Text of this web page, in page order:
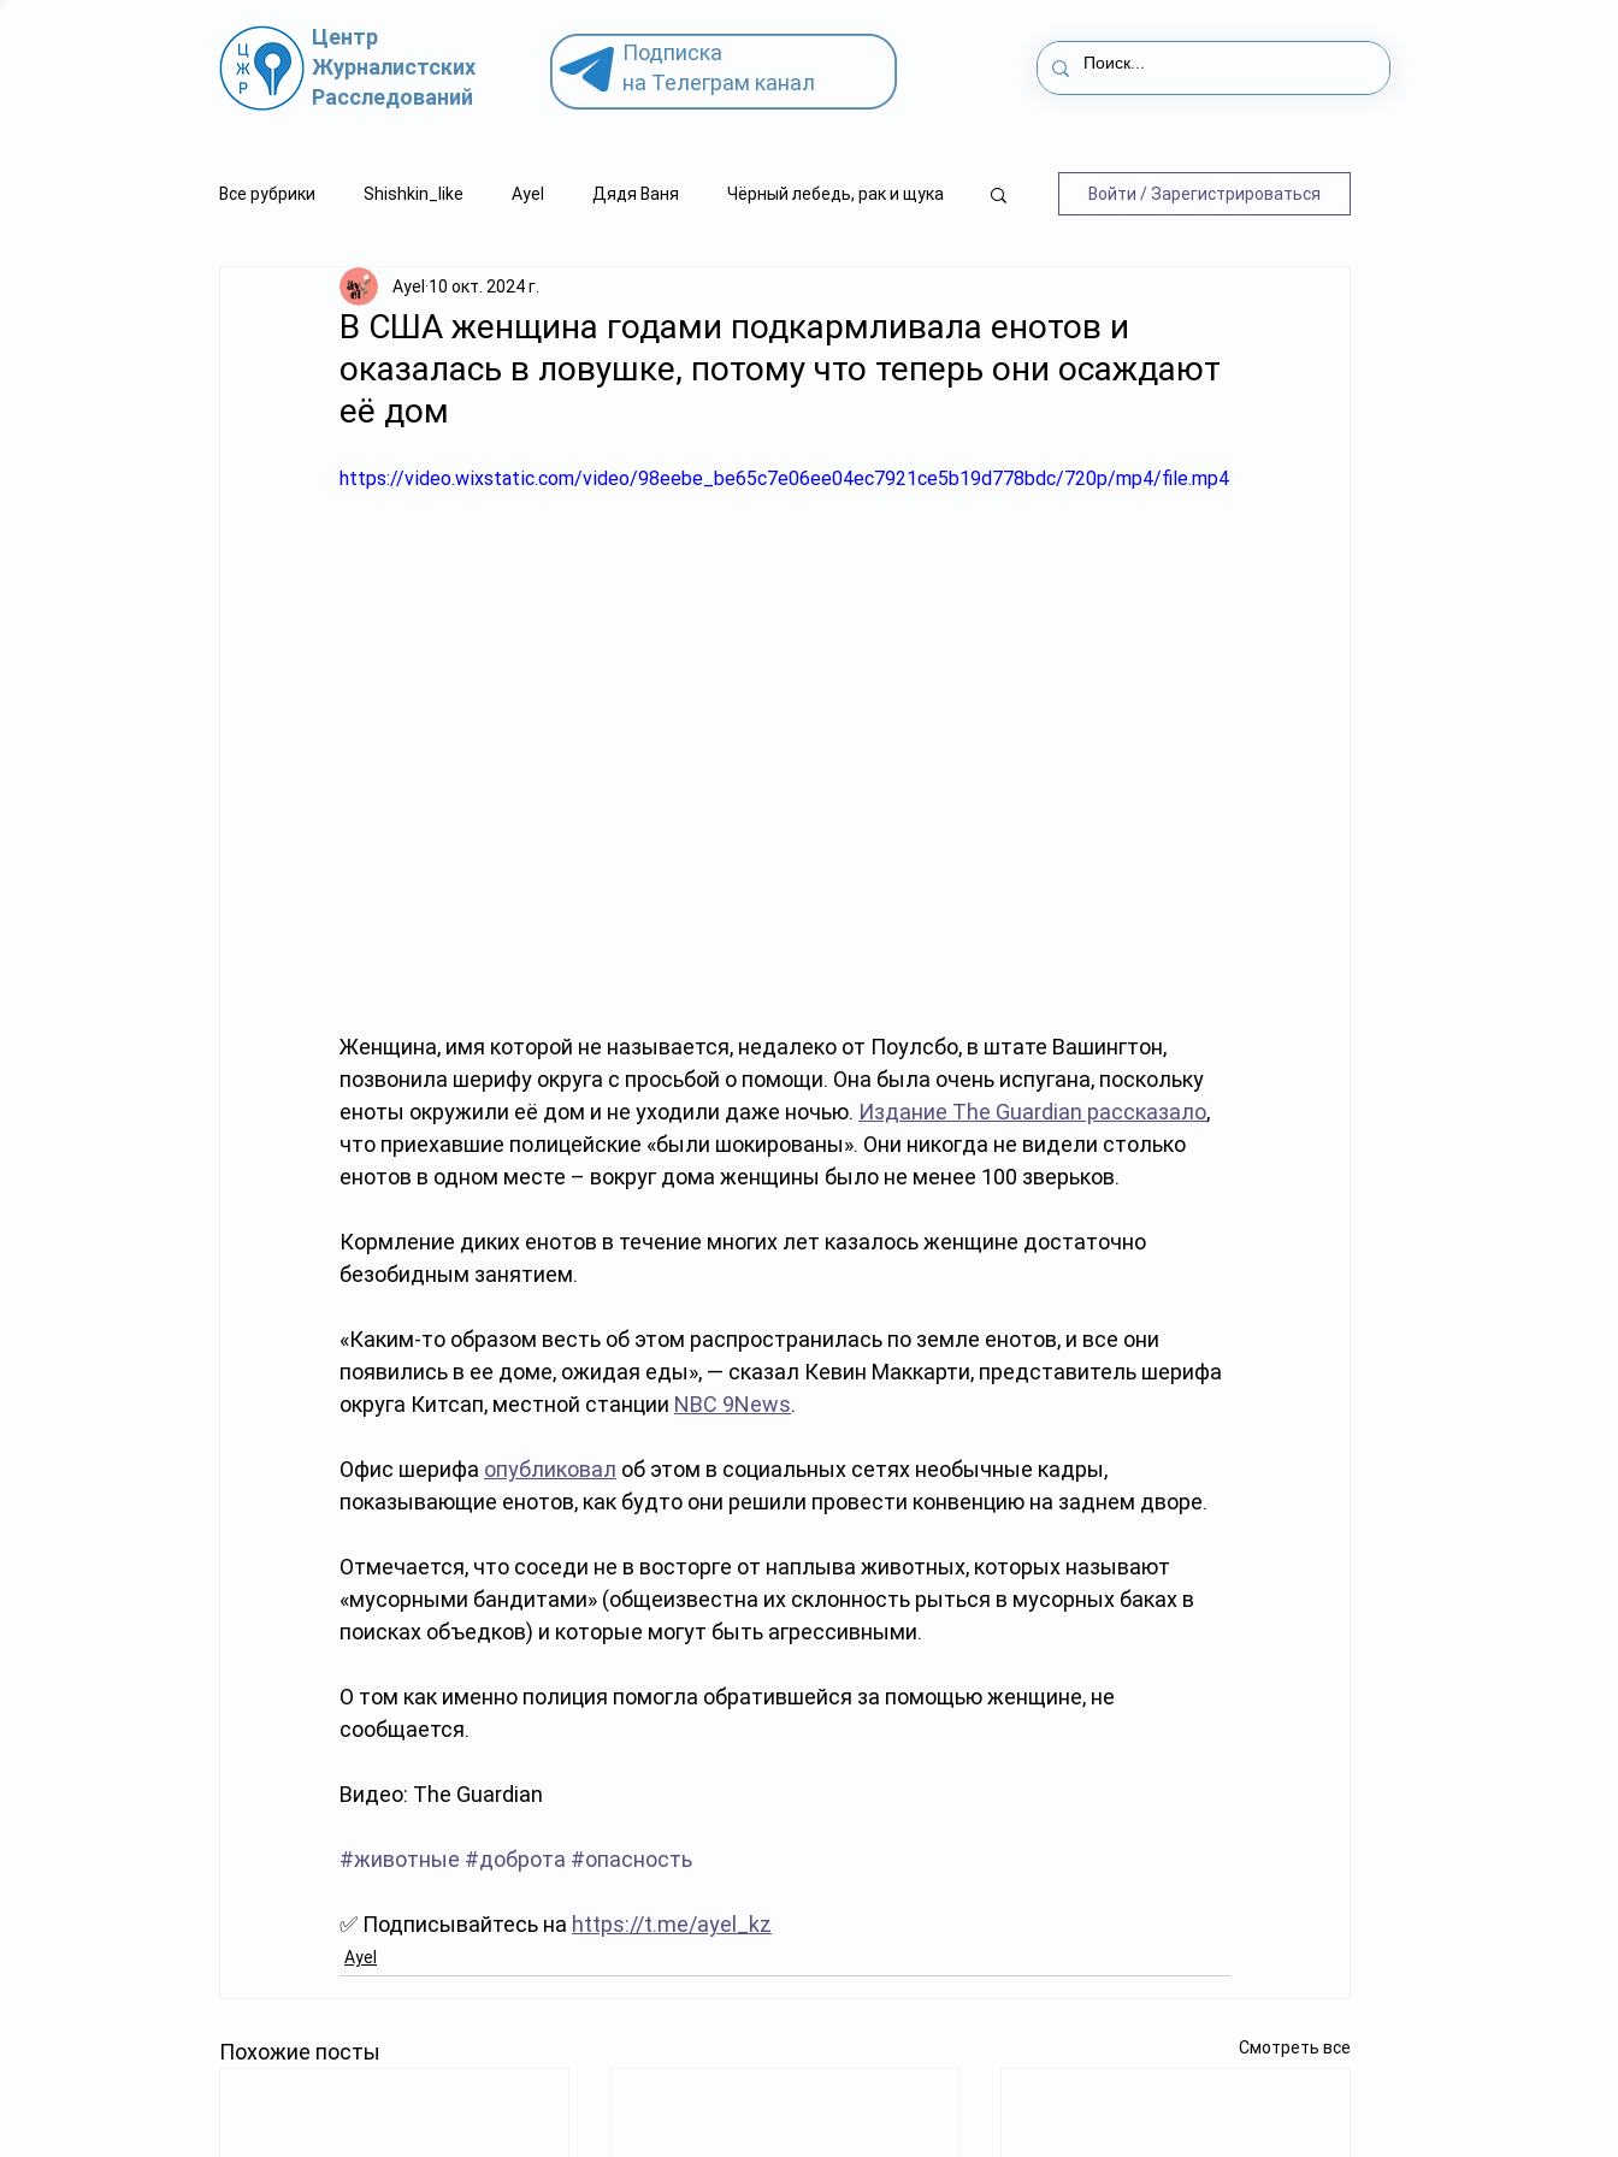
Центр
Журналистских
Расследований
Подписка
на Телеграм канал
Все рубрики Shishkin_like Ayel Дядя Ваня Чёрный лебедь, рак и щука
Политпросвет.kz Свидетель.kz
Войти / Зарегистрироваться
В США женщина годами подкармливала енотов и
оказалась в ловушке, потому что теперь они осаждают
её дом
Ayel 10 окт. 2024 г.
https://video.wixstatic.com/video/98eebe_be65c7e06ee04ec7921ce5b19d778bdc/720p/mp4/file.mp4
Женщина, имя которой не называется, недалеко от Поулсбо, в штате Вашингтон,
позвонила шерифу округа с просьбой о помощи. Она была очень испугана, поскольку
еноты окружили её дом и не уходили даже ночью. Издание The Guardian рассказало,
что приехавшие полицейские «были шокированы». Они никогда не видели столько
енотов в одном месте – вокруг дома женщины было не менее 100 зверьков.
Кормление диких енотов в течение многих лет казалось женщине достаточно
безобидным занятием.
«Каким-то образом весть об этом распространилась по земле енотов, и все они
появились в ее доме, ожидая еды», — сказал Кевин Маккарти, представитель шерифа
округа Китсап, местной станции NBC 9News.
Офис шерифа опубликовал об этом в социальных сетях необычные кадры,
показывающие енотов, как будто они решили провести конвенцию на заднем дворе.
Отмечается, что соседи не в восторге от наплыва животных, которых называют
«мусорными бандитами» (общеизвестна их склонность рыться в мусорных баках в
поисках объедков) и которые могут быть агрессивными.
О том как именно полиция помогла обратившейся за помощью женщине, не
сообщается.
Видео: The Guardian
#животные #доброта #опасность
✅ Подписывайтесь на https://t.me/ayel_kz
Ayel
Похожие посты Смотреть все